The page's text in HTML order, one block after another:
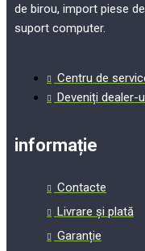
de birou, import piese
suport computer.
Centru de
Deveniți dealer-
informație
Contacte
Livrare și plată
Garanție